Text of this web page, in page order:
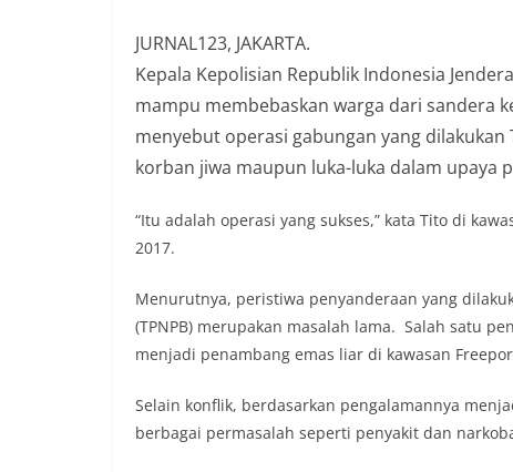
JURNAL123, JAKARTA.
Kepala Kepolisian Republik Indonesia
mampu membebaskan warga dari sandera
menyebut operasi gabungan yang
korban jiwa maupun luka-luka dalam upaya
“Itu adalah operasi yang sukses,” kata Tito di
2017.
Menurutnya, peristiwa penyanderaan yang
(TPNPB) merupakan masalah lama. Salah satu
menjadi penambang emas liar di kawasan
Selain konflik, berdasarkan pengalamannya
berbagai permasalah seperti penyakit dan